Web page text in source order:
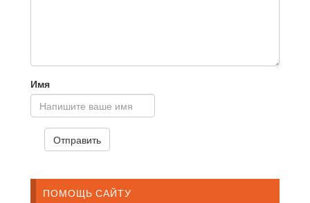
Имя
ПОМОЩЬ САЙТУ